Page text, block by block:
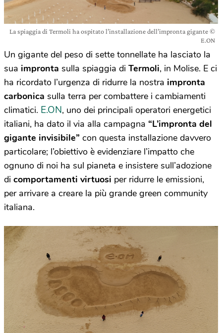
La spiaggia di Termoli ha ospitato l’installazione dell’impronta gigante ©
E.ON
Un gigante del peso di sette tonnellate ha lasciato la
sua impronta sulla spiaggia di Termoli, in Molise. E ci
ha ricordato l’urgenza di ridurre la nostra impronta
carbonica sulla terra per combattere i cambiamenti
climatici. E.ON, uno dei principali operatori energetici
italiani, ha dato il via alla campagna “L’impronta del
gigante invisibile” con questa installazione davvero
particolare; l’obiettivo è evidenziare l’impatto che
ognuno di noi ha sul pianeta e insistere sull’adozione
di comportamenti virtuosi per ridurre le emissioni,
per arrivare a creare la più grande green community
italiana.